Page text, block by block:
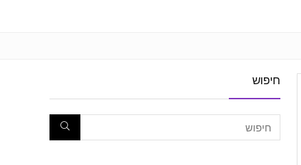
חיפוש